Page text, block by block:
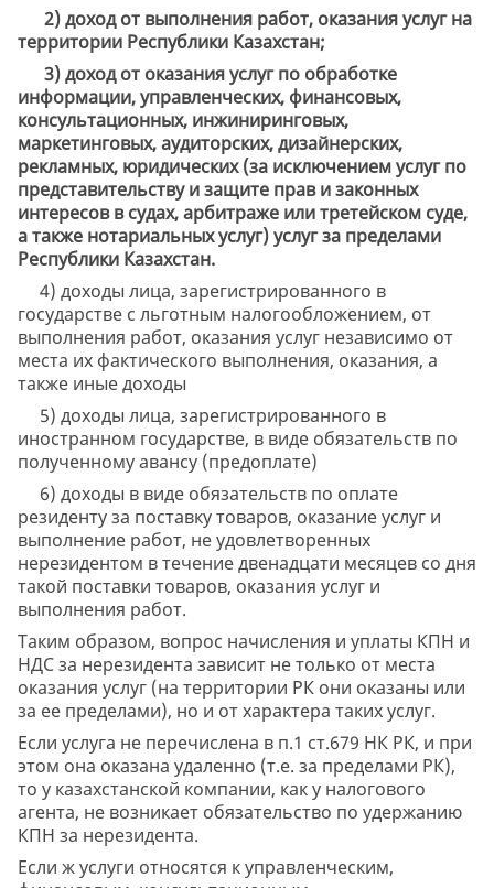
2) доход от выполнения работ, оказания услуг на
территории Республики Казахстан;
3) доход от оказания услуг по обработке
информации, управленческих, финансовых,
консультационных, инжиниринговых,
маркетинговых, аудиторских, дизайнерских,
рекламных, юридических (за исключением услуг по
представительству и защите прав и законных
интересов в судах, арбитраже или третейском суде,
а также нотариальных услуг) услуг за пределами
Республики Казахстан.
4) доходы лица, зарегистрированного в
государстве с льготным налогообложением, от
выполнения работ, оказания услуг независимо от
места их фактического выполнения, оказания, а
также иные доходы
5) доходы лица, зарегистрированного в
иностранном государстве, в виде обязательств по
полученному авансу (предоплате)
6) доходы в виде обязательств по оплате
резиденту за поставку товаров, оказание услуг и
выполнение работ, не удовлетворенных
нерезидентом в течение двенадцати месяцев со дня
такой поставки товаров, оказания услуг и
выполнения работ.
Таким образом, вопрос начисления и уплаты КПН и
НДС за нерезидента зависит не только от места
оказания услуг (на территории РК они оказаны или
за ее пределами), но и от характера таких услуг.
Если услуга не перечислена в п.1 ст.679 НК РК, и при
этом она оказана удаленно (т.е. за пределами РК),
то у казахстанской компании, как у налогового
агента, не возникает обязательство по удержанию
КПН за нерезидента.
Если ж услуги относятся к управленческим,